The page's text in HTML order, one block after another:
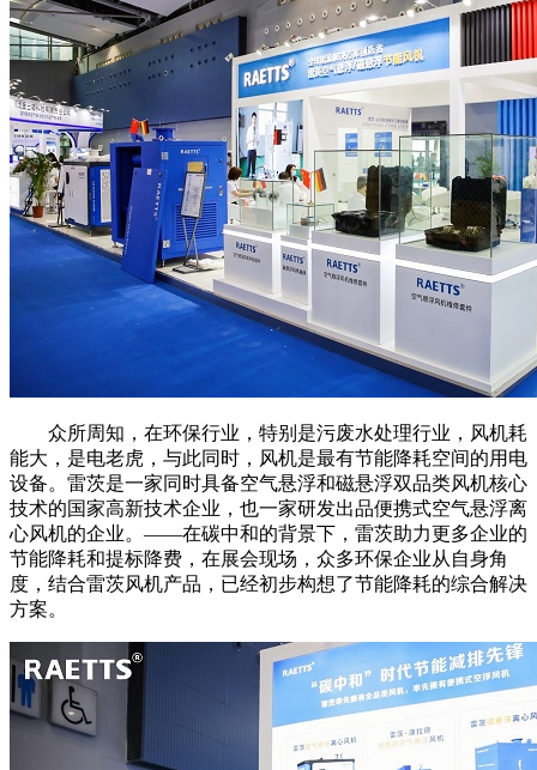
众所周知，在环保行业，特别是污废水处理行业，风机耗
能大，是电老虎，与此同时，风机是最有节能降耗空间的用电
设备。雷茨是一家同时具备空气悬浮和磁悬浮双品类风机核心
技术的国家高新技术企业，也一家研发出品便携式空气悬浮离
心风机的企业。——在碳中和的背景下，雷茨助力更多企业的
节能降耗和提标降费，在展会现场，众多环保企业从自身角
度，结合雷茨风机产品，已经初步构想了节能降耗的综合解决
方案。